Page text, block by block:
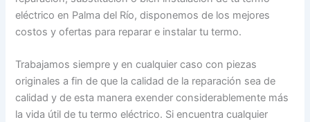
eléctrico en Palma del Río, disponemos de los mejores
costos y ofertas para reparar e instalar tu termo.
Trabajamos siempre y en cualquier caso con piezas
originales a fin de que la calidad de la reparación sea de
calidad y de esta manera exender considerablemente más
la vida útil de tu termo eléctrico. Si encuentra cualquier